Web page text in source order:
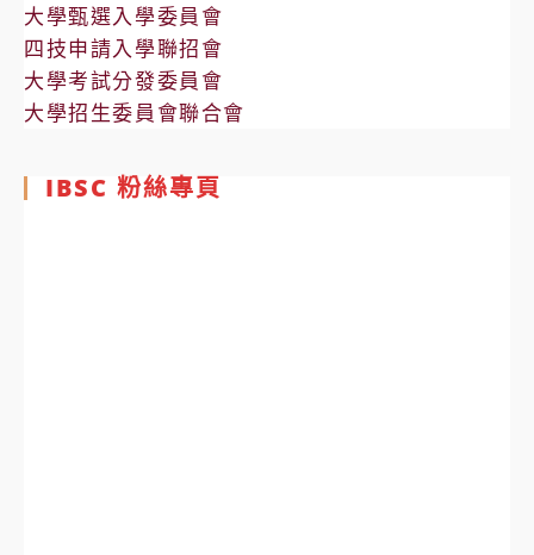
大學甄選入學委員會
四技申請入學聯招會
大學考試分發委員會
大學招生委員會聯合會
IBSC 粉絲專頁